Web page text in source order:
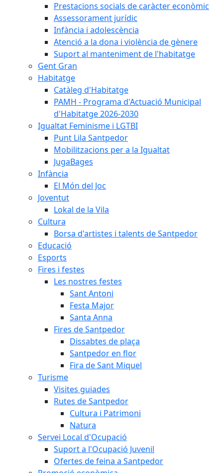
Prestacions socials de caràcter econòmic
Assessorament jurídic
Infància i adolescència
Atenció a la dona i violència de gènere
Suport al manteniment de l'habitatge
Gent Gran
Habitatge
Catàleg d'Habitatge
PAMH - Programa d'Actuació Municipal
d'Habitatge 2026-2030
Igualtat Feminisme i LGTBI
Punt Lila Santpedor
Mobilitzacions per a la Igualtat
JugaBages
Infància
El Món del Joc
Joventut
Lokal de la Vila
Cultura
Borsa d'artistes i talents de Santpedor
Educació
Esports
Fires i festes
Les nostres festes
Sant Antoni
Festa Major
Santa Anna
Fires de Santpedor
Dissabtes de plaça
Santpedor en flor
Fira de Sant Miquel
Turisme
Visites guiades
Rutes de Santpedor
Cultura i Patrimoni
Natura
Servei Local d'Ocupació
Suport a l'Ocupació Juvenil
Ofertes de feina a Santpedor